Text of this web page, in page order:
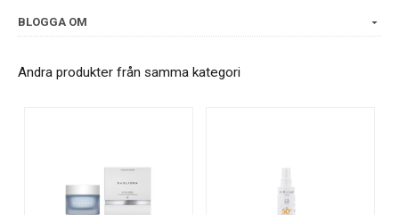
BLOGGA OM
Andra produkter från samma kategori